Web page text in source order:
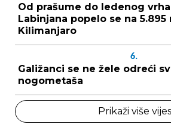
Od prašume do ledenog
Labinjana popelo se na
Kilimanjaro
6.
Galižanci se ne žele odreći
nogometaša
Prikaži više